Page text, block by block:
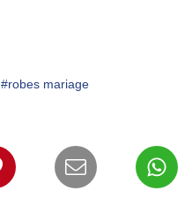
#robes mariage